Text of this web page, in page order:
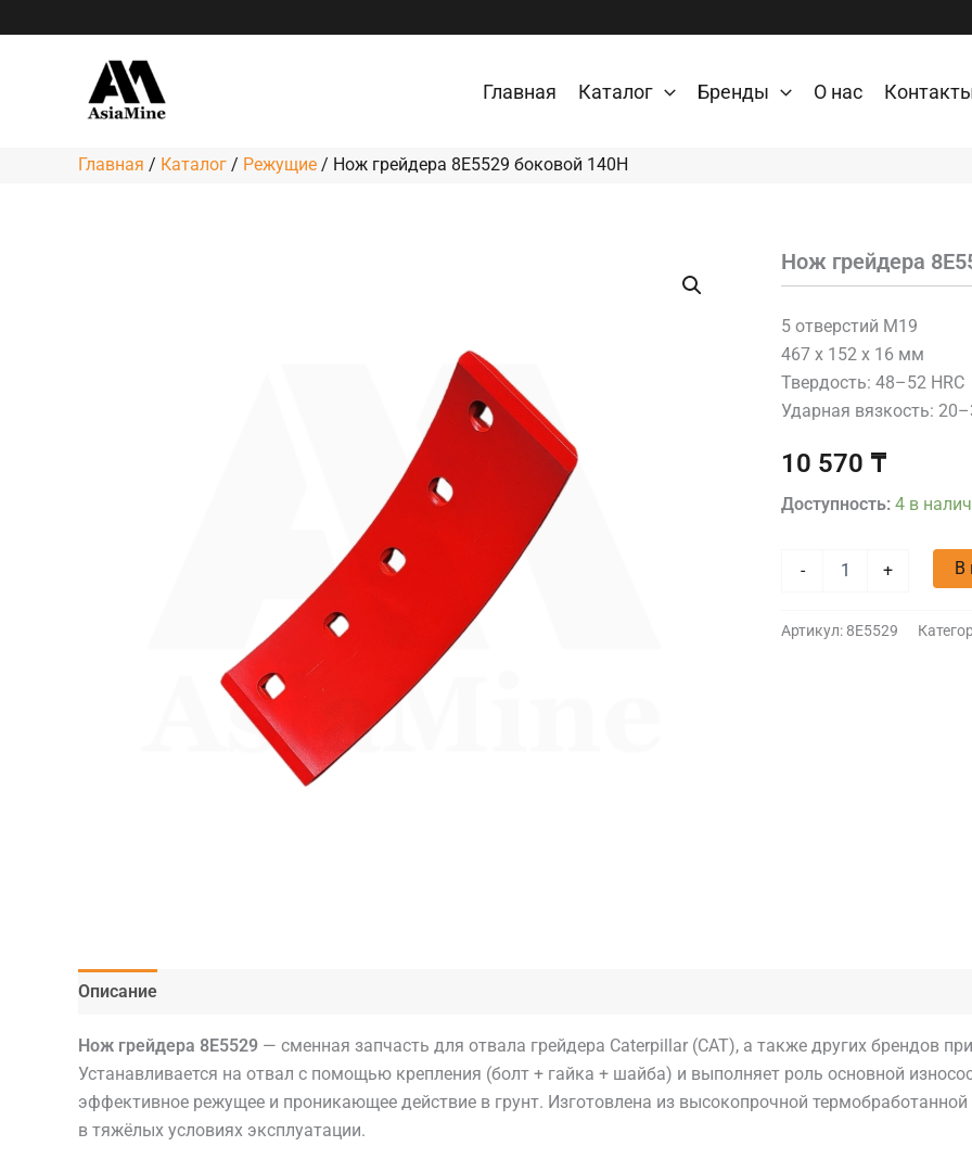
к
содержимому
Главная Каталог Бренды О нас
Главная / Каталог / Режущие / Нож грейдера 8E5529 боковой 140H
Нож грейдера
5 отверстий M19
467 x 152 x 16 мм
Твердость: 48–52 HRC
Ударная вязкость:
10 570 ₸
Доступность: 4 в
-
Количество
грейдера
8E5529
140H
+ В
Артикул: 8E5529
Описание
Нож грейдера 8E5529 — сменная запчасть для отвала грейдера Caterpillar (CAT), а также других брендов
Устанавливается на отвал с помощью крепления (болт + гайка + шайба) и выполняет роль основной
эффективное режущее и проникающее действие в грунт. Изготовлена из высокопрочной
в тяжёлых условиях эксплуатации.